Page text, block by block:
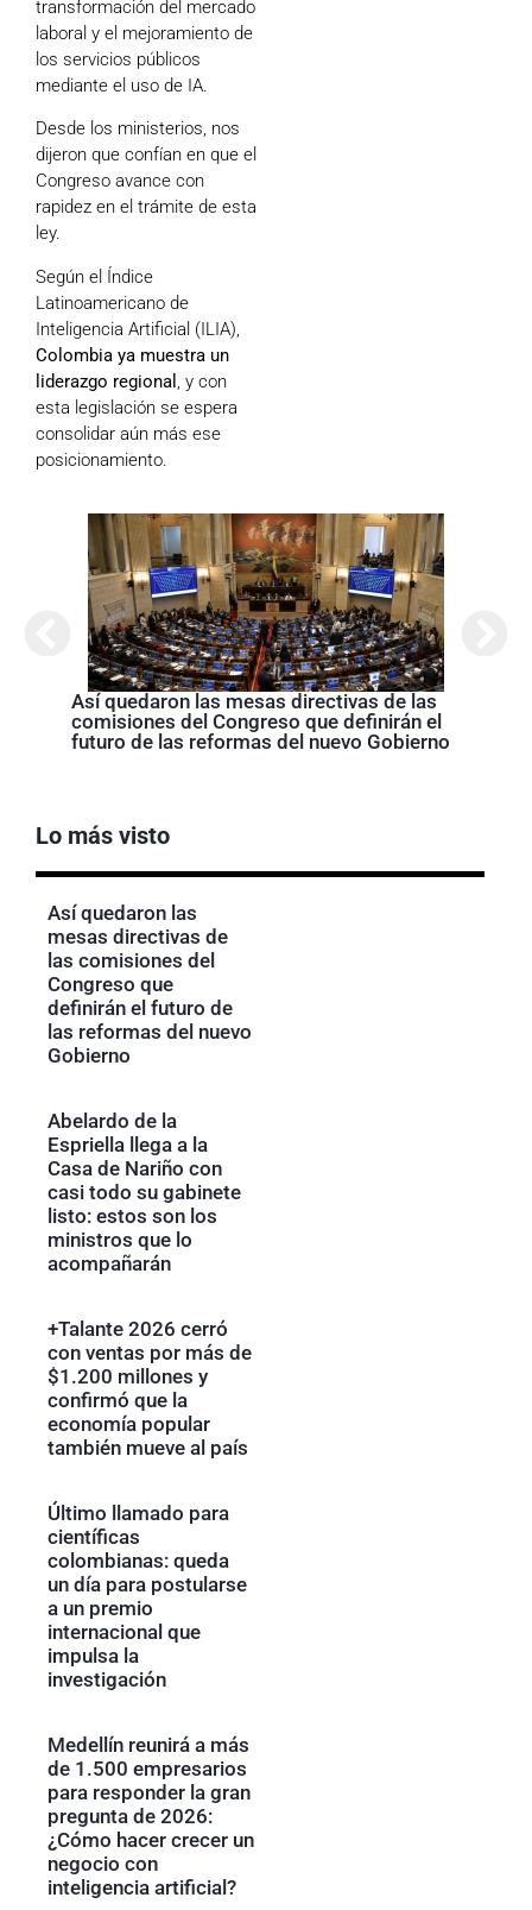
transformación del mercado
laboral y el mejoramiento de
los servicios públicos
mediante el uso de IA.
Desde los ministerios, nos
dijeron que confían en que el
Congreso avance con
rapidez en el trámite de esta
ley.
Según el Índice
Latinoamericano de
Inteligencia Artificial (ILIA),
Colombia ya muestra un
liderazgo regional , y con
esta legislación se espera
consolidar aún más ese
posicionamiento.
Así quedaron las mesas directivas de las
comisiones del Congreso que definirán el
futuro de las reformas del nuevo Gobierno
Lo más visto
Así quedaron las
mesas directivas de
las comisiones del
Congreso que
definirán el futuro de
las reformas del nuevo
Gobierno
Abelardo de la
Espriella llega a la
Casa de Nariño con
casi todo su gabinete
listo: estos son los
ministros que lo
acompañarán
+Talante 2026 cerró
con ventas por más de
$1.200 millones y
confirmó que la
economía popular
también mueve al país
Último llamado para
científicas
colombianas: queda
un día para postularse
a un premio
internacional que
impulsa la
investigación
Medellín reunirá a más
de 1.500 empresarios
para responder la gran
pregunta de 2026:
¿Cómo hacer crecer un
negocio con
inteligencia artificial?